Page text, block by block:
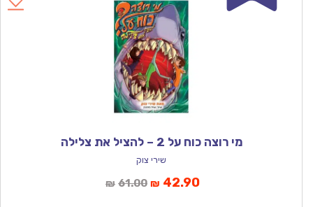
מי רוצה כוח על 2 – להציל את צלילה
שירי צוק
₪ 61.00המחיר
₪ 42.90המחיר